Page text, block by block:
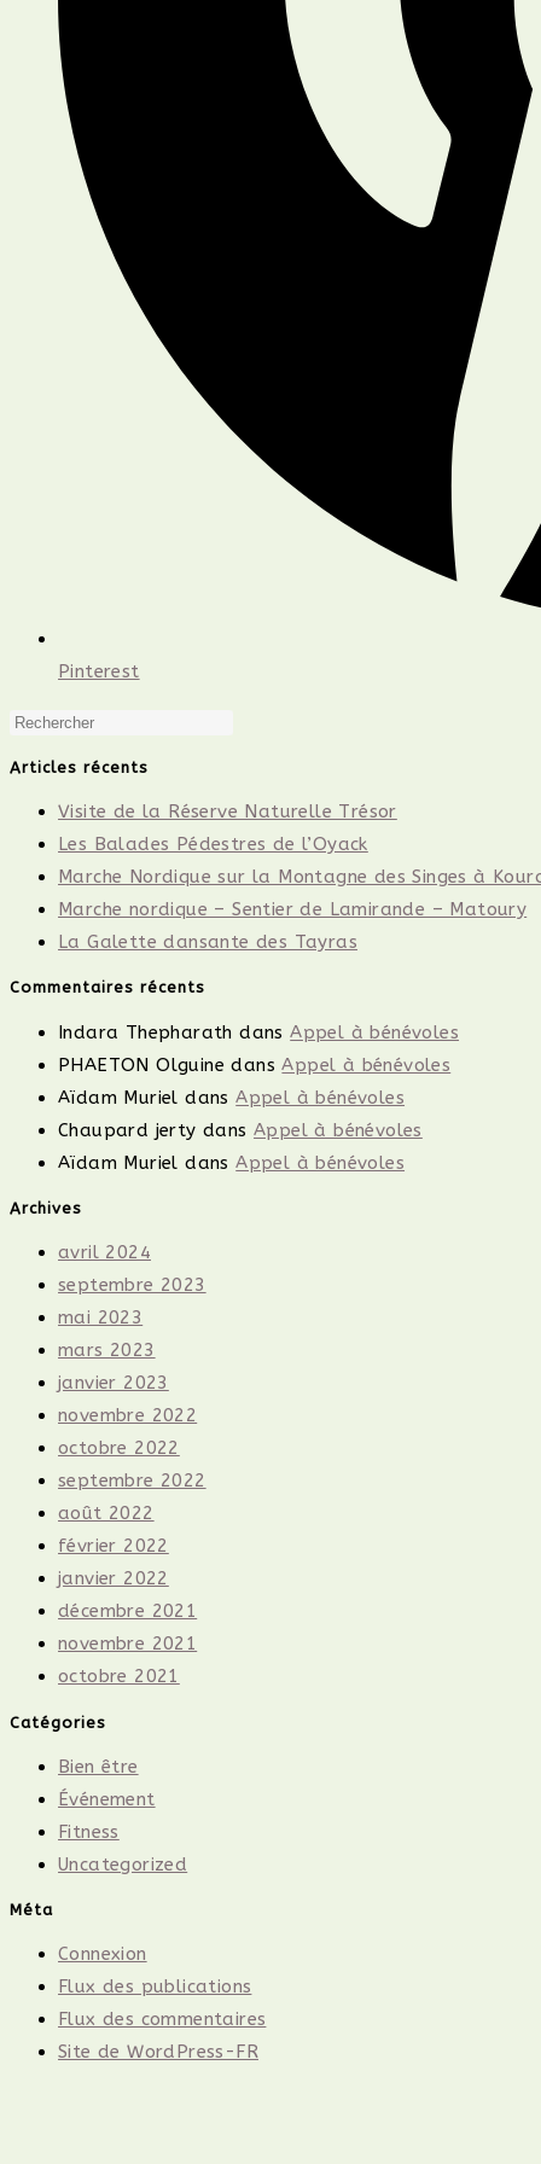
Pinterest
close
the
search
panel.
Articles récents
Visite de la Réserve Naturelle Trésor
Les Balades Pédestres de l’Oyack
Marche Nordique sur la Montagne des Singes à
Marche nordique – Sentier de Lamirande – Matoury
La Galette dansante des Tayras
Commentaires récents
Indara Thepharath dansAppel à bénévoles
PHAETON Olguine dansAppel à bénévoles
Aïdam Muriel dansAppel à bénévoles
Chaupard jerty dansAppel à bénévoles
Aïdam Muriel dansAppel à bénévoles
Archives
avril 2024
septembre 2023
mai 2023
mars 2023
janvier 2023
novembre 2022
octobre 2022
septembre 2022
août 2022
février 2022
janvier 2022
décembre 2021
novembre 2021
octobre 2021
Catégories
Bien être
Événement
Fitness
Uncategorized
Méta
Connexion
Flux des publications
Flux des commentaires
Site de WordPress-FR